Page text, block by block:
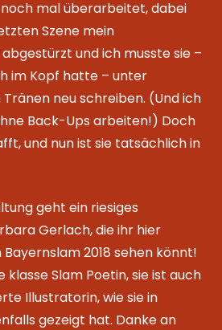
mal überarbeitet, dabei
Szene mein
und ich musste sie –
im Kopf hatte – unter
neu schreiben. (Und ich
Back-Ups arbeiten!) Doch
und nun ist sie tatsächlich in
geht ein riesiges
Gerlach, die ihr hier
2018 sehen könnt!
klasse Slam Poetin, sie ist auch
Illustratorin, wie sie in
gezeigt hat. Danke an